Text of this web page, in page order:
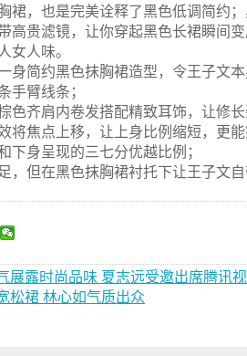
裙，也是完美诠释了黑色低调简约
高贵滤镜，让你穿起黑色长裙瞬间
女人味。
身简约黑色抹胸裙造型，令王子文
手臂线条；
色齐肩内卷发搭配精致耳饰，让修
将焦点上移，让上身比例缩短，更
下身呈现的三七分优越比例；
，但在黑色抹胸裙衬托下让王子文自
展露时尚品味 夏志远受邀出席腾讯
松裙 林心如气质出众